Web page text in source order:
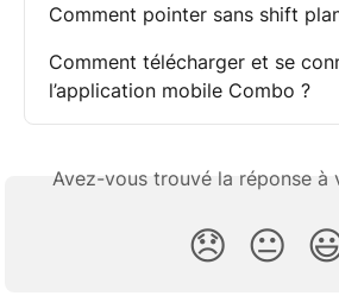
Comment pointer sans shift
Comment télécharger et se
l’application mobile Combo ?
Avez-vous trouvé la réponse à
😞 😐